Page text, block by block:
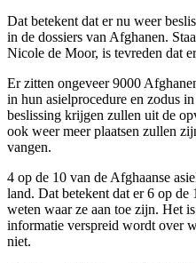
Dat betekent dat er nu weer
in de dossiers van Afghanen.
Nicole de Moor, is tevreden dat
Er zitten ongeveer 9000
in hun asielprocedure en zodus
beslissing krijgen zullen uit de
ook weer meer plaatsen zullen
vangen.
4 op de 10 van de Afghaanse
land. Dat betekent dat er 6 op
weten waar ze aan toe zijn. Het
informatie verspreid wordt over
niet.